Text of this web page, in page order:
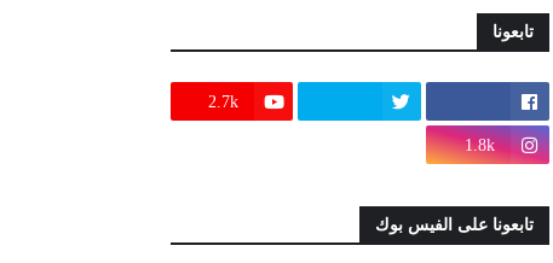
تابعونا
2.7k
1.8k
تابعونا على الفيس بوك